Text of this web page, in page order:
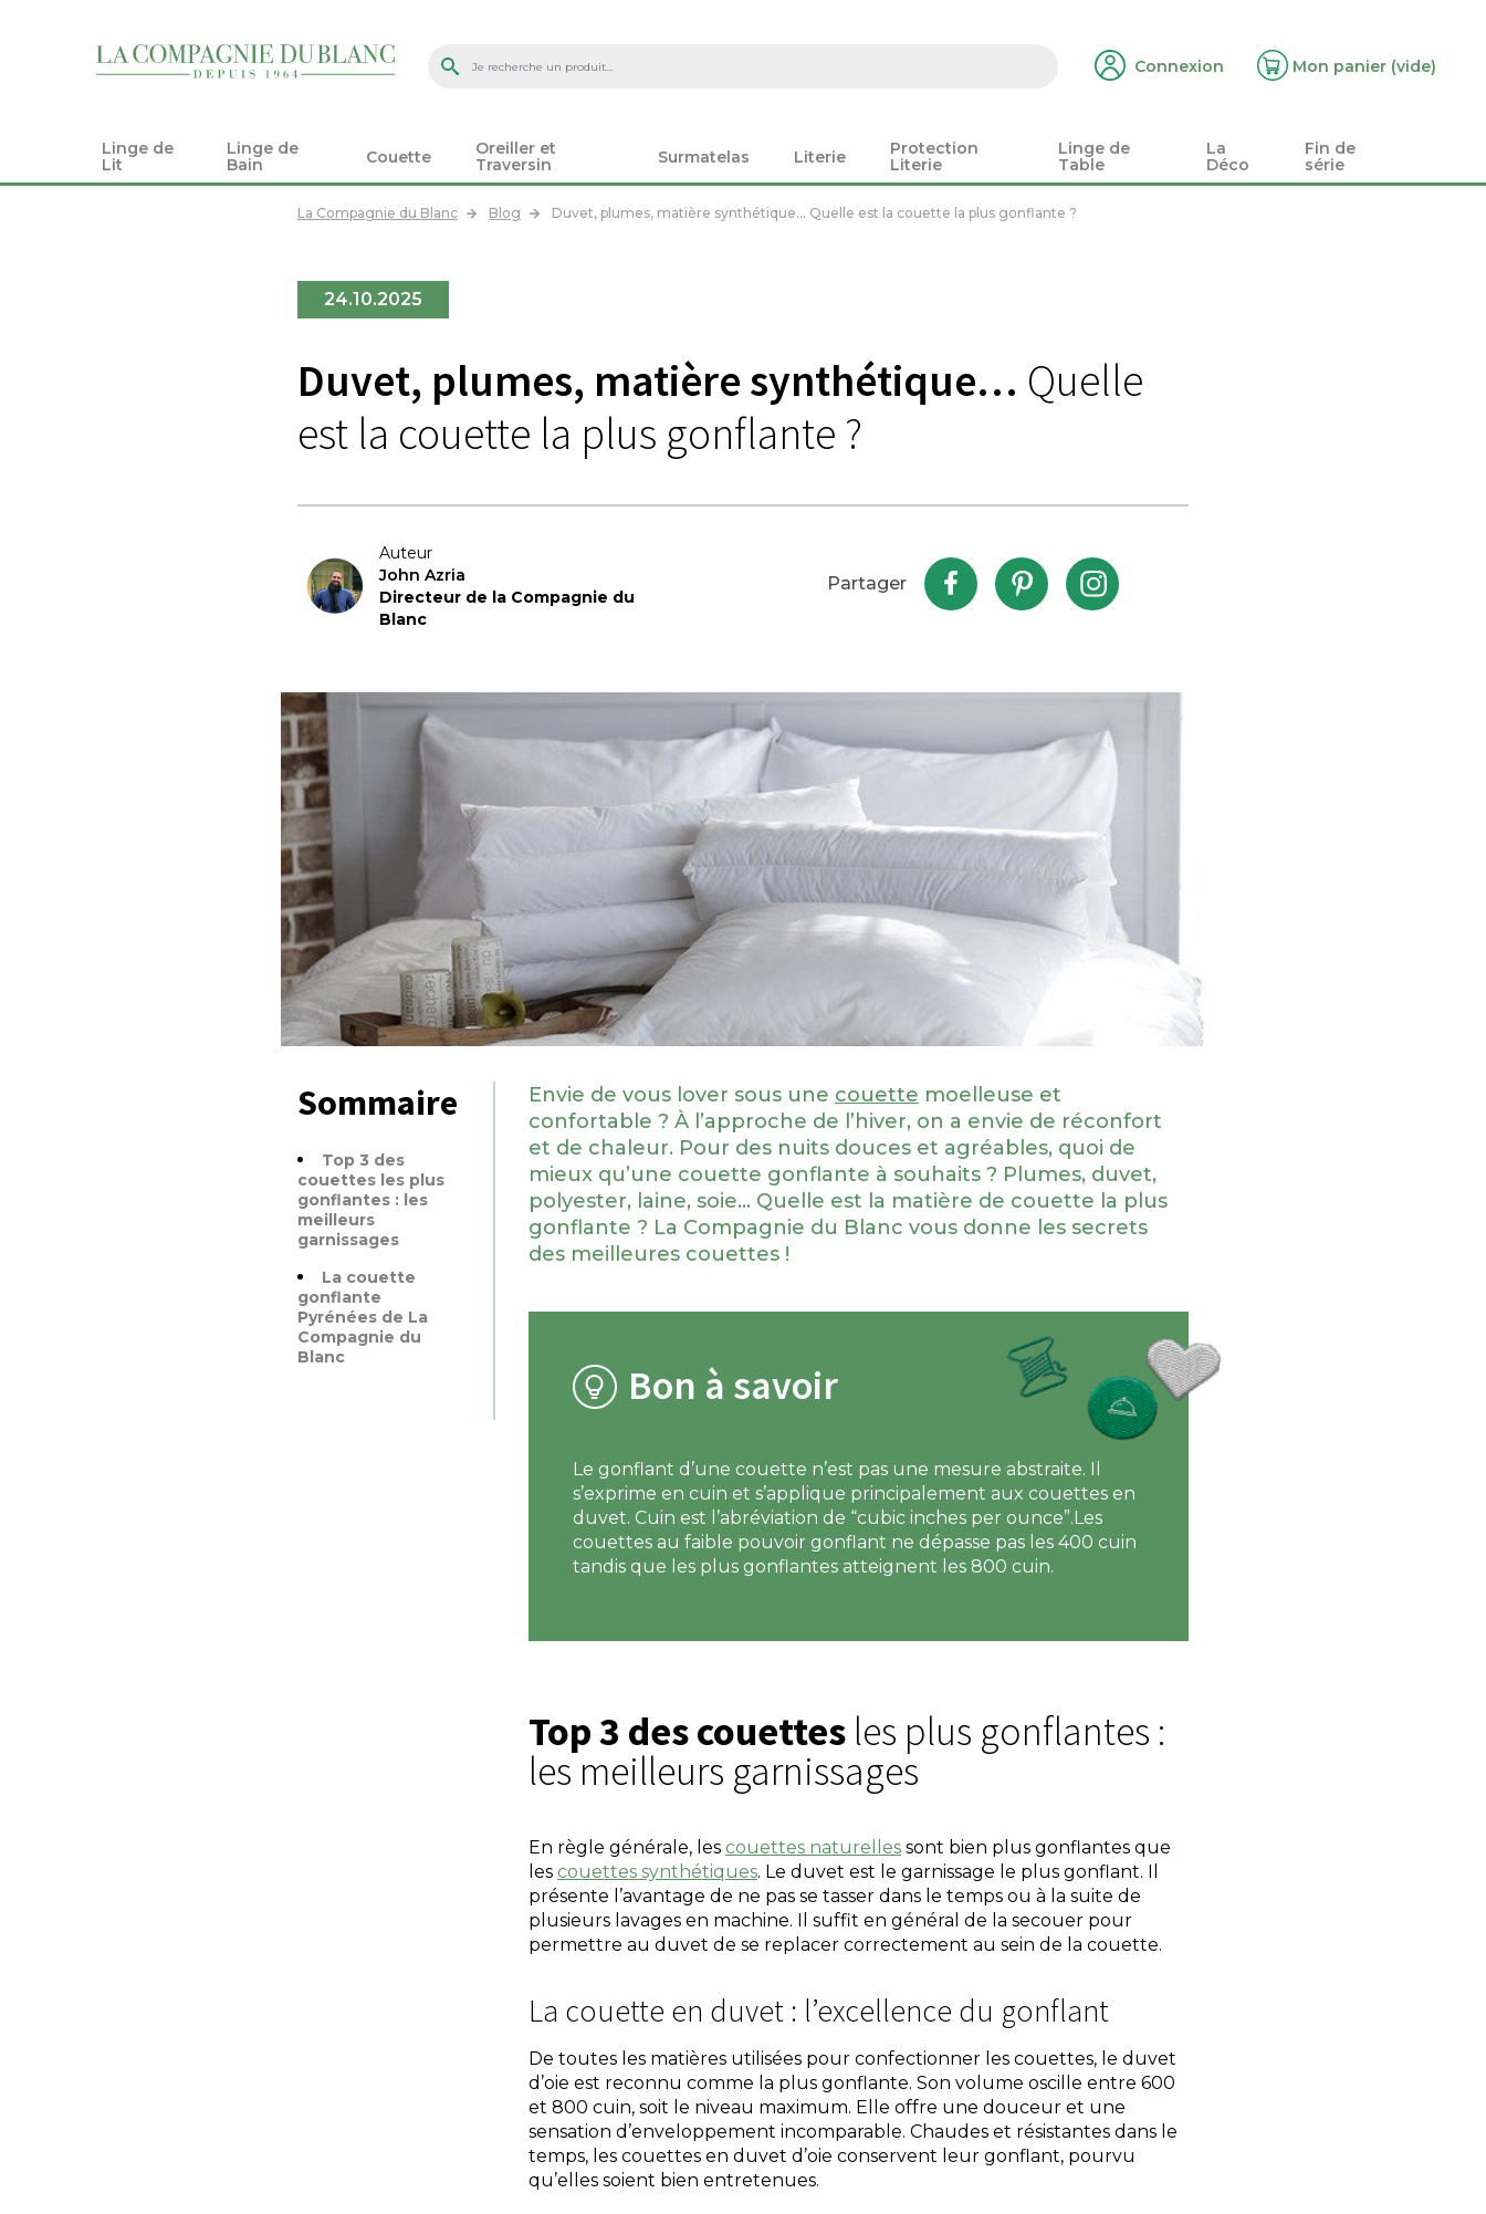
Connexion Mon panier (vide)
Linge de
Lit
Linge de
Bain
Couette
Oreiller et
Traversin
Surmatelas Literie
Protection
Literie
Linge de
Table
La
Déco
Fin de
série
La Compagnie du Blanc Blog Duvet, plumes, matière synthétique… Quelle est la couette la plus gonflante ?
24.10.2025
Duvet, plumes, matière synthétique… Quelle
est la couette la plus gonflante ?
Auteur
John Azria
Directeur de la Compagnie du
Blanc
Partager
Sommaire
Top 3 des
couettes les plus
gonflantes : les
meilleurs
garnissages
La couette
gonflante
Pyrénées de La
Compagnie du
Blanc
Envie de vous lover sous une couette moelleuse et
confortable ? À l’approche de l’hiver, on a envie de réconfort
et de chaleur. Pour des nuits douces et agréables, quoi de
mieux qu’une couette gonflante à souhaits ? Plumes, duvet,
polyester, laine, soie… Quelle est la matière de couette la plus
gonflante ? La Compagnie du Blanc vous donne les secrets
des meilleures couettes !
Bon à savoir
Le gonflant d’une couette n’est pas une mesure abstraite. Il
s’exprime en cuin et s’applique principalement aux couettes en
duvet. Cuin est l’abréviation de “cubic inches per ounce”.Les
couettes au faible pouvoir gonflant ne dépasse pas les 400 cuin
tandis que les plus gonflantes atteignent les 800 cuin.
Top 3 des couettes les plus gonflantes :
les meilleurs garnissages
En règle générale, les couettes naturelles sont bien plus gonflantes que
les couettes synthétiques. Le duvet est le garnissage le plus gonflant. Il
présente l’avantage de ne pas se tasser dans le temps ou à la suite de
plusieurs lavages en machine. Il suffit en général de la secouer pour
permettre au duvet de se replacer correctement au sein de la couette.
La couette en duvet : l’excellence du gonflant
De toutes les matières utilisées pour confectionner les couettes, le duvet
d’oie est reconnu comme la plus gonflante. Son volume oscille entre 600
et 800 cuin, soit le niveau maximum. Elle offre une douceur et une
sensation d’enveloppement incomparable. Chaudes et résistantes dans le
temps, les couettes en duvet d’oie conservent leur gonflant, pourvu
qu’elles soient bien entretenues.